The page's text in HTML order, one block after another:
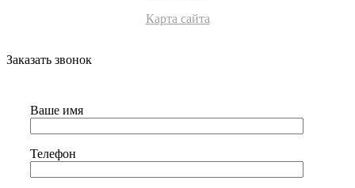
Карта сайта
Заказать звонок
Ваше имя
Телефон